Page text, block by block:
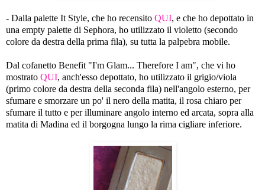
- Dalla palette It Style, che ho recensito QUI, e che ho depottato in
una empty palette di Sephora, ho utilizzato il violetto (secondo
colore da destra della prima fila), su tutta la palpebra mobile.
Dal cofanetto Benefit "I'm Glam... Therefore I am", che vi ho
mostrato QUI, anch'esso depottato, ho utilizzato il grigio/viola
(primo colore da destra della seconda fila) nell'angolo esterno, per
sfumare e smorzare un po' il nero della matita, il rosa chiaro per
sfumare il tutto e per illuminare angolo interno ed arcata, sopra alla
matita di Madina ed il borgogna lungo la rima cigliare inferiore.